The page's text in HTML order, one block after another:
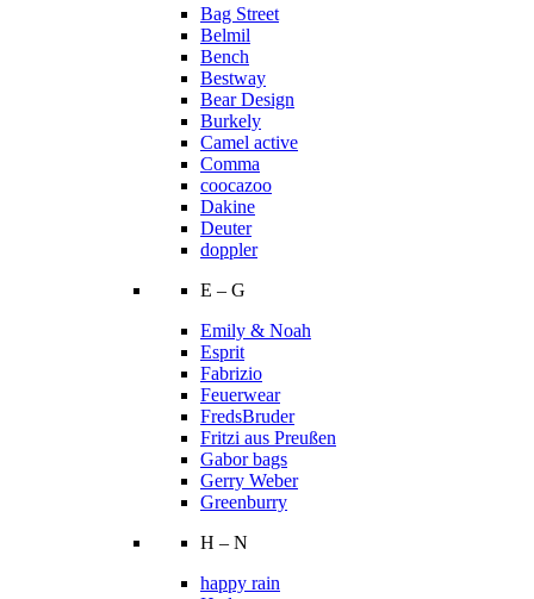
Bag Street
Belmil
Bench
Bestway
Bear Design
Burkely
Camel active
Comma
coocazoo
Dakine
Deuter
doppler
E – G
Emily & Noah
Esprit
Fabrizio
Feuerwear
FredsBruder
Fritzi aus Preußen
Gabor bags
Gerry Weber
Greenburry
H – N
happy rain